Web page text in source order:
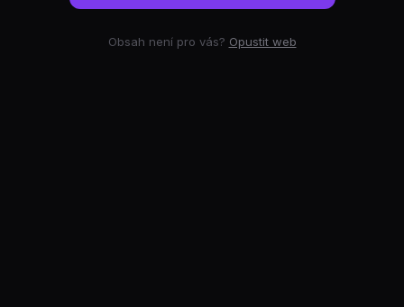
Obsah není pro vás? Opustit web